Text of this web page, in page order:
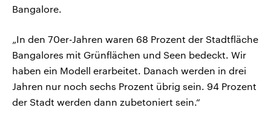
Bangalore.
„In den 70er-Jahren waren 68 Prozent der Stadtfläche
Bangalores mit Grünflächen und Seen bedeckt. Wir
haben ein Modell erarbeitet. Danach werden in drei
Jahren nur noch sechs Prozent übrig sein. 94 Prozent
der Stadt werden dann zubetoniert sein.“